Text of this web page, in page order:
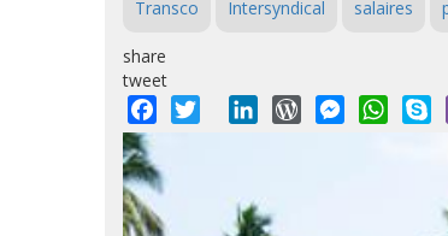
Transco Intersyndical salaires
share
tweet
Facebook
Twitter LinkedInWordPressMessenger